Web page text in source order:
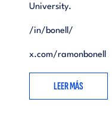
University.
/in/bonell/
x.com/ramonbonell
LEER MÁS